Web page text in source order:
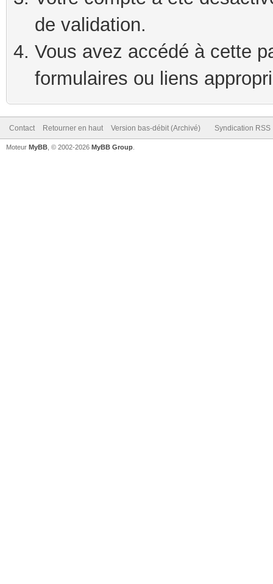
de validation.
Vous avez accédé à cette
formulaires ou liens
Contact Retourner en haut Version bas-débit (Archivé) Syndication RSS
Moteur MyBB , © 2002-2026 MyBB Group